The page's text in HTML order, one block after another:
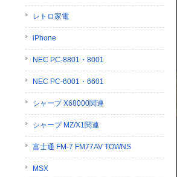
レトロ家電
iPhone
NEC PC-8801・8001
NEC PC-6001・6601
シャープ X68000関連
シャープ MZ/X1関連
富士通 FM-7 FM77AV TOWNS
MSX